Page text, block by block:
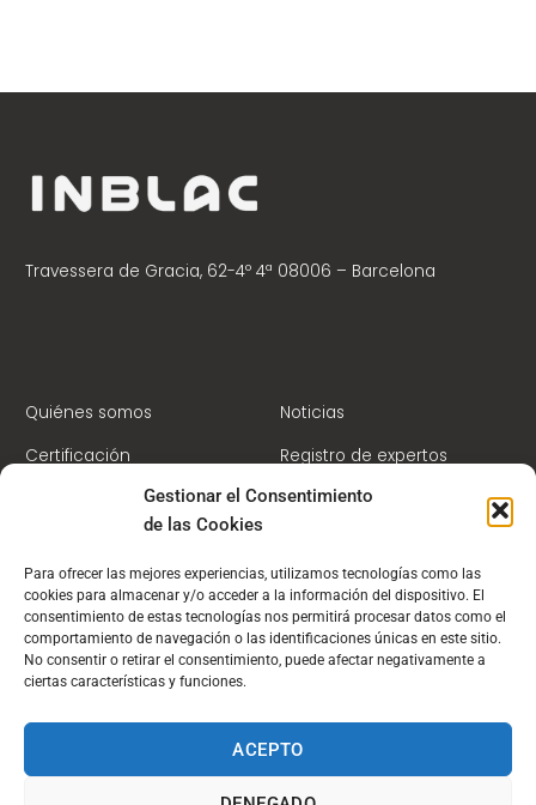
Gestionar el Consentimiento
de las Cookies
Para ofrecer las mejores experiencias, utilizamos tecnologías como las
cookies para almacenar y/o acceder a la información del dispositivo. El
consentimiento de estas tecnologías nos permitirá procesar datos como el
comportamiento de navegación o las identificaciones únicas en este sitio.
No consentir o retirar el consentimiento, puede afectar negativamente a
ciertas características y funciones.
ACEPTO
Travessera de Gracia, 62-4º 4ª 08006 – Barcelona
Quiénes somos
Certificación
Formación continua
Noticias
Registro de expertos
Contacto